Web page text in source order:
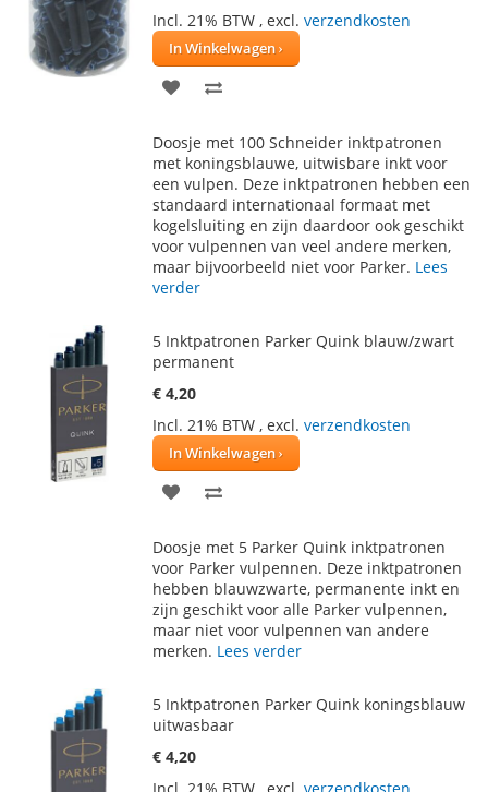
Incl. 21% BTW , excl. verzendkosten
In Winkelwagen
VOEG
AAN
VERLANGLIJST
TE
VERGELIJKEN
Doosje met 100 Schneider inktpatronen
met koningsblauwe, uitwisbare inkt voor
een vulpen. Deze inktpatronen hebben een
standaard internationaal formaat met
kogelsluiting en zijn daardoor ook geschikt
voor vulpennen van veel andere merken,
maar bijvoorbeeld niet voor Parker. Lees
verder
5 Inktpatronen Parker Quink blauw/zwart
permanent
€ 4,20
Incl. 21% BTW , excl. verzendkosten
In Winkelwagen
VOEG
AAN
VERLANGLIJST
TE
VERGELIJKEN
Doosje met 5 Parker Quink inktpatronen
voor Parker vulpennen. Deze inktpatronen
hebben blauwzwarte, permanente inkt en
zijn geschikt voor alle Parker vulpennen,
maar niet voor vulpennen van andere
merken. Lees verder
5 Inktpatronen Parker Quink koningsblauw
uitwasbaar
€ 4,20